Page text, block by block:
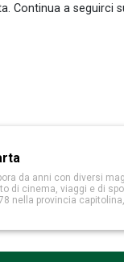
Continua a seguirci
da anni con diversi
di cinema, viaggi e di
nella provincia